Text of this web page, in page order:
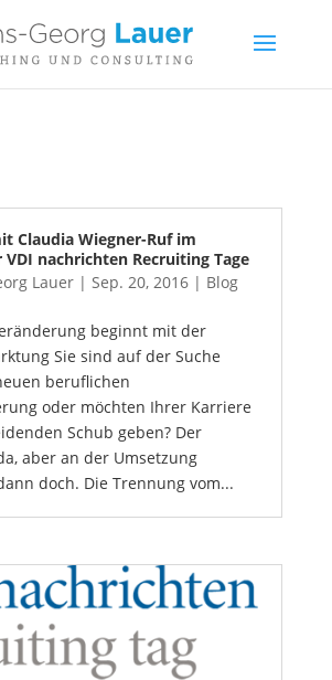
Claudia Wiegner-Ruf im
VDI nachrichten Recruiting Tage
Lauer| Sep. 20, 2016| Blog
beginnt mit der
Sie sind auf der Suche
beruflichen
oder möchten Ihrer Karriere
Schub geben? Der
aber an der Umsetzung
doch. Die Trennung vom...